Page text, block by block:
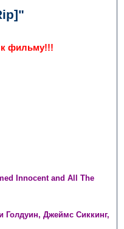
к фильму!!!
Innocent and All The
Джеймс Сиккинг,